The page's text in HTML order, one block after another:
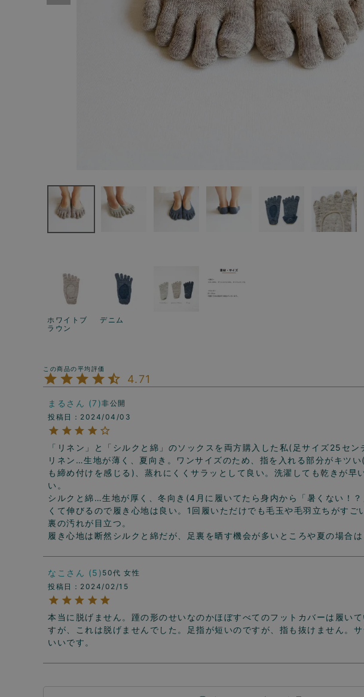
ホワイトブ
ラウン
デニム
4.71
まる 7 非公開
投稿日
2024/04/03
「リネン」と「シルクと綿」のソックスを両方購入した私(足サイズ25セン
リネン…生地が薄く、夏向き。ワンサイズのため、指を入れる部分がキツ
も締め付けを感じる)、蒸れにくくサラッとして良い。洗濯しても乾きが早
い。
シルクと綿…生地が厚く、冬向き(4月に履いてたら身内から「暑くない！
くて伸びるので履き心地は良い。1回履いただけでも毛玉や毛羽立ちがすご
裏の汚れが目立つ。
履き心地は断然シルクと綿だが、足裏を晒す機会が多いところや夏の場合は
なこ 5 50代 女性
投稿日
2024/02/15
本当に脱げません。踵の形のせいなのかほぼすべてのフットカバーは履い
すが、これは脱げませんでした。足指が短いのですが、指も抜けません。
いいです。